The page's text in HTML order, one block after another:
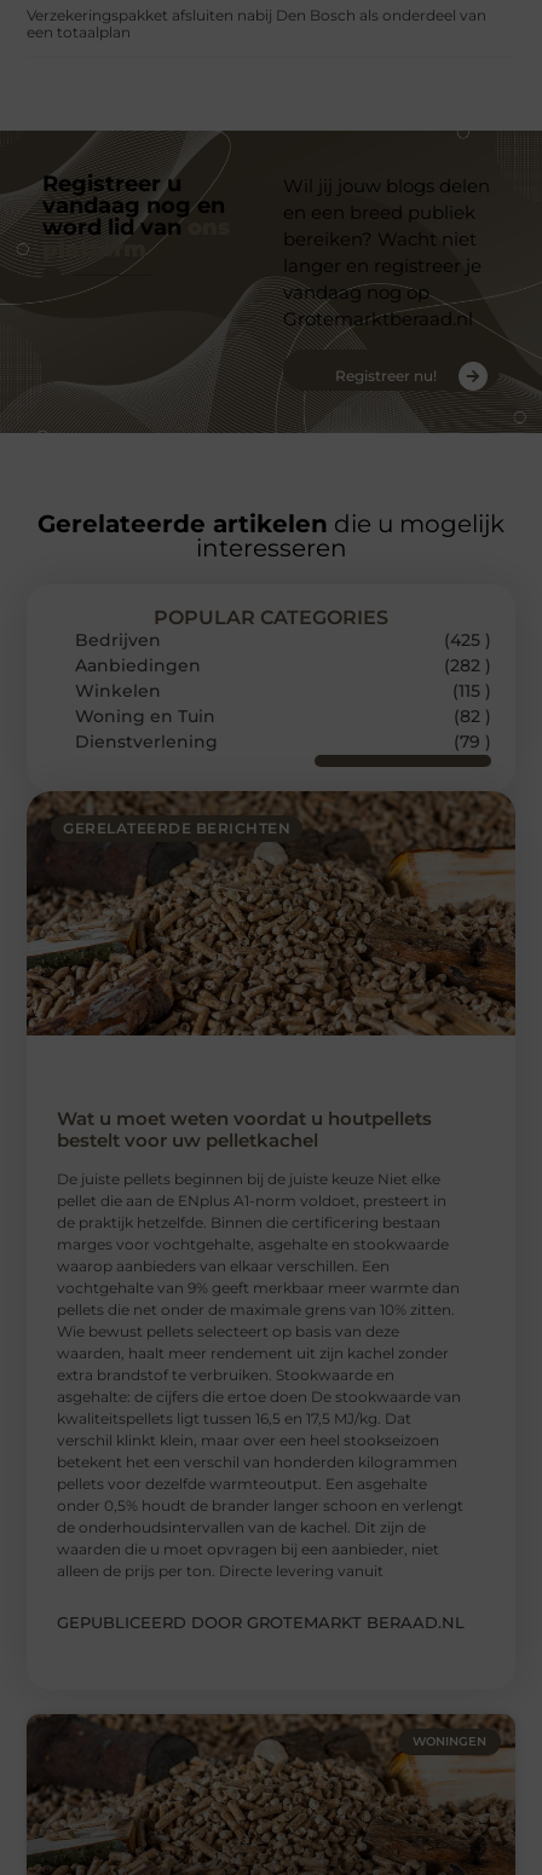
Verzekeringspakket afsluiten nabij Den Bosch als onderdeel van
een totaalplan
Registreer u
vandaag nog en
word lid van
platform
Wil jij jouw blogs delen
en een breed publiek
bereiken? Wacht niet
langer en registreer je
vandaag nog op
Grotemarktberaad.nl
Registreer nu!
Gerelateerde artikelen die u mogelijk
interesseren
GERELATEERDE BERICHTEN
Wat u moet weten voordat u houtpellets
bestelt voor uw pelletkachel
De juiste pellets beginnen bij de juiste keuze Niet elke
pellet die aan de ENplus A1-norm voldoet, presteert in
de praktijk hetzelfde. Binnen die certificering bestaan
marges voor vochtgehalte, asgehalte en stookwaarde
waarop aanbieders van elkaar verschillen. Een
vochtgehalte van 9% geeft merkbaar meer warmte dan
pellets die net onder de maximale grens van 10% zitten.
Wie bewust pellets selecteert op basis van deze
waarden, haalt meer rendement uit zijn kachel zonder
extra brandstof te verbruiken. Stookwaarde en
asgehalte: de cijfers die ertoe doen De stookwaarde van
kwaliteitspellets ligt tussen 16,5 en 17,5 MJ/kg. Dat
verschil klinkt klein, maar over een heel stookseizoen
betekent het een verschil van honderden kilogrammen
pellets voor dezelfde warmteoutput. Een asgehalte
onder 0,5% houdt de brander langer schoon en verlengt
de onderhoudsintervallen van de kachel. Dit zijn de
waarden die u moet opvragen bij een aanbieder, niet
alleen de prijs per ton. Directe levering vanuit
GEPUBLICEERD DOOR GROTEMARKT BERAAD.NL
POPULAR CATEGORIES
Bedrijven
(425 )
Aanbiedingen
(282 )
Winkelen
(115 )
Woning en Tuin
(82 )
Dienstverlening
(79 )
WONINGEN